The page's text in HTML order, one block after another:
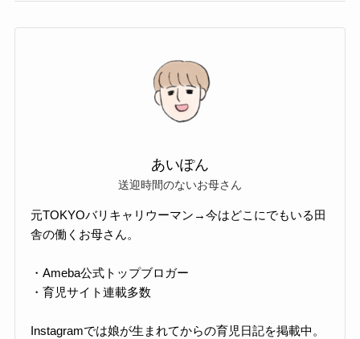
あいぽん
送迎時間のないお母さん
元TOKYOバリキャリウーマン→今はどこにでもいる田
舎の働くお母さん。
・Ameba公式トップブロガー
・育児サイト連載多数
Instagramでは娘が生まれてからの育児日記を掲載中。